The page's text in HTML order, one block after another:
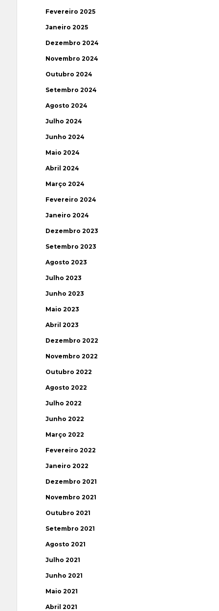
Fevereiro 2025
Janeiro 2025
Dezembro 2024
Novembro 2024
Outubro 2024
Setembro 2024
Agosto 2024
Julho 2024
Junho 2024
Maio 2024
Abril 2024
Março 2024
Fevereiro 2024
Janeiro 2024
Dezembro 2023
Setembro 2023
Agosto 2023
Julho 2023
Junho 2023
Maio 2023
Abril 2023
Dezembro 2022
Novembro 2022
Outubro 2022
Agosto 2022
Julho 2022
Junho 2022
Março 2022
Fevereiro 2022
Janeiro 2022
Dezembro 2021
Novembro 2021
Outubro 2021
Setembro 2021
Agosto 2021
Julho 2021
Junho 2021
Maio 2021
Abril 2021